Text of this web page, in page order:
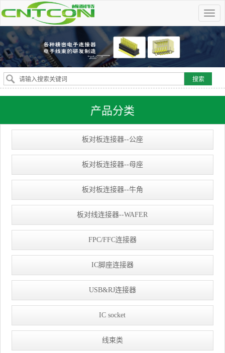
产品分类
板对板连接器--公座
板对板连接器--母座
板对板连接器--牛角
板对线连接器--WAFER
FPC/FFC连接器
IC脚座连接器
USB&RJ连接器
IC socket
线束类